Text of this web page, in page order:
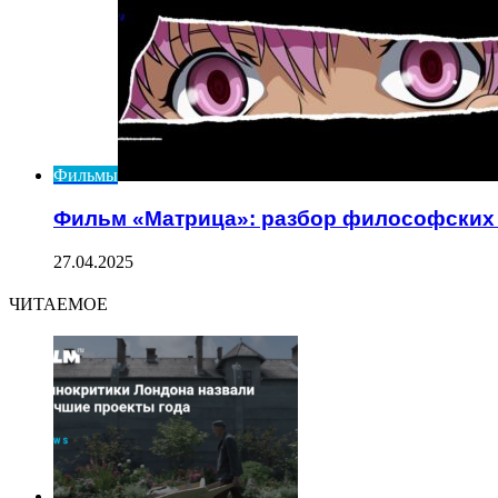
Фильмы
Фильм «Матрица»: разбор философских
27.04.2025
ЧИТАЕМОЕ